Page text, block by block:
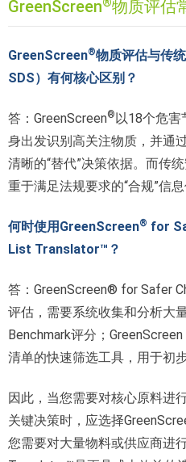
GreenScreen 物质评估
GreenScreen®物质评估与传
SDS）有何核心区别？
答：GreenScreen®以18个危害
身出发识别高关注物质，并通
清晰的“替代”决策依据。而传
重于满足法规要求的“合规”信息
何时使用GreenScreen® for
List Translator™？
答：GreenScreen® for Safer
评估，需要系统收集和分析大
Benchmark评分；
清单的快速筛选工具，用于初
因此，当您需要对核心原料进
关键决策时，应选择
您需要对大量物料或供应商进